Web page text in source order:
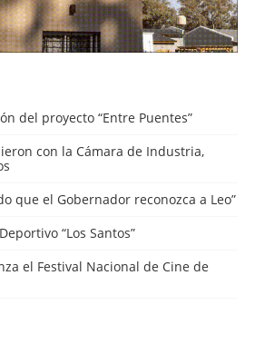
del proyecto “Entre Puentes”
con la Cámara de Industria,
que el Gobernador reconozca a Leo”
“Los Santos”
el Festival Nacional de Cine de